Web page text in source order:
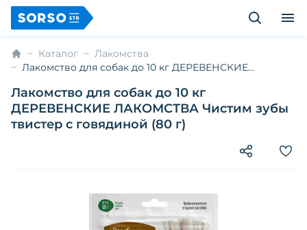
Каталог
Лакомства
Лакомство для собак до 10 кг ДЕРЕВЕНСКИЕ
Лакомство для собак до 10 кг
ДЕРЕВЕНСКИЕ ЛАКОМСТВА Чистим зубы
твистер с говядиной (80 г)